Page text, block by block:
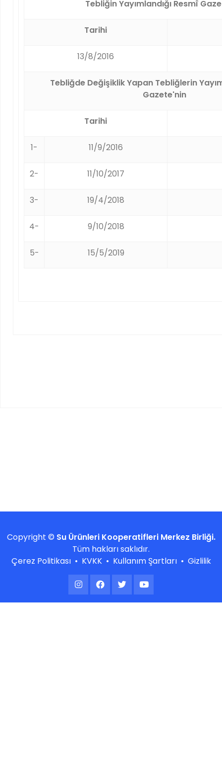
Tebliğin Yayımlandığı Resmî
Tarihi
13/8/2016
Tebliğde Değişiklik Yapan Tebliğlerin
Gazete'nin
Tarihi
1- 11/9/2016
2- 11/10/2017
3- 19/4/2018
4- 9/10/2018
5- 15/5/2019
Copyright © Su Ürünleri Kooperatifleri Merkez Birliği.
Tüm hakları saklıdır.
Çerez Politikası• KVKK• Kullanım Şartları• Gizlilik